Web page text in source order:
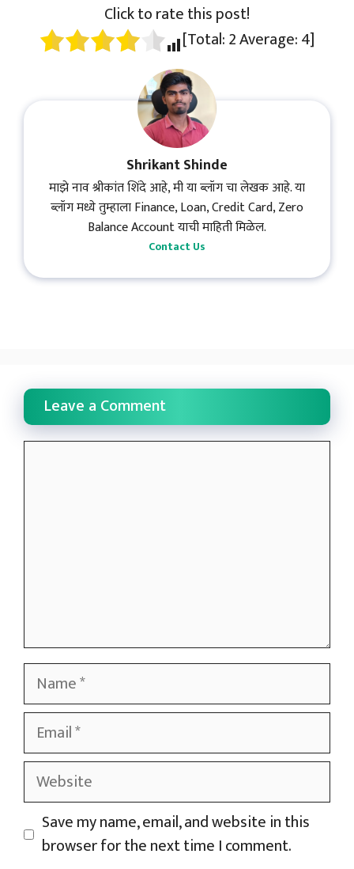
Click to rate this post!
[Total:2Average:4]
Shrikant Shinde
माझे नाव श्रीकांत शिंदे आहे, मी या ब्लॉग चा लेखक आहे. या
ब्लॉग मध्ये तुम्हाला Finance, Loan, Credit Card, Zero
Balance Account याची माहिती मिळेल.
Contact Us
Leave a Comment
Name
Email
Website
Save my name, email, and website in this
browser for the next time I comment.